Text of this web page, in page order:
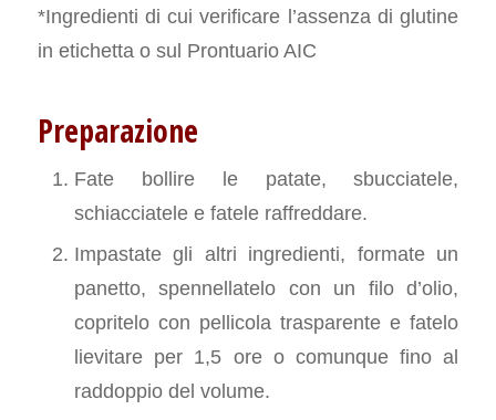
*Ingredienti di cui verificare l’assenza di glutine
in etichetta o sul Prontuario AIC
Preparazione
Fate bollire le patate, sbucciatele,
schiacciatele e fatele raffreddare.
Impastate gli altri ingredienti, formate un
panetto, spennellatelo con un filo d’olio,
copritelo con pellicola trasparente e fatelo
lievitare per 1,5 ore o comunque fino al
raddoppio del volume.